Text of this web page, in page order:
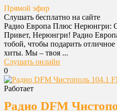
Прямой эфир
Слушать бесплатно на сайте
Радио Европа Плюс Нерюнгри:
Привет, Нерюнгри! Радио
тобой, чтобы подарить
хиты. Мы – твоя ...
Слушать онлайн
0
Работает
Радио DFM